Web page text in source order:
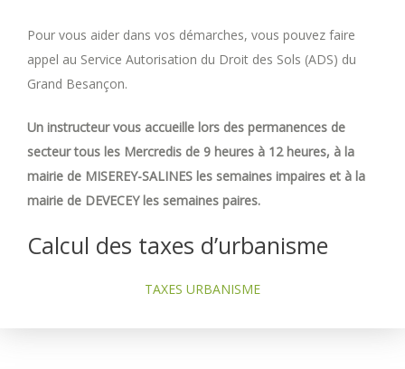
Pour vous aider dans vos démarches, vous pouvez faire
appel au Service Autorisation du Droit des Sols (ADS) du
Grand Besançon.
Un instructeur vous accueille lors des permanences de
secteur tous les Mercredis de 9 heures à 12 heures, à la
mairie de MISEREY-SALINES les semaines impaires et à la
mairie de DEVECEY les semaines paires.
Calcul des taxes d’urbanisme
TAXES URBANISME